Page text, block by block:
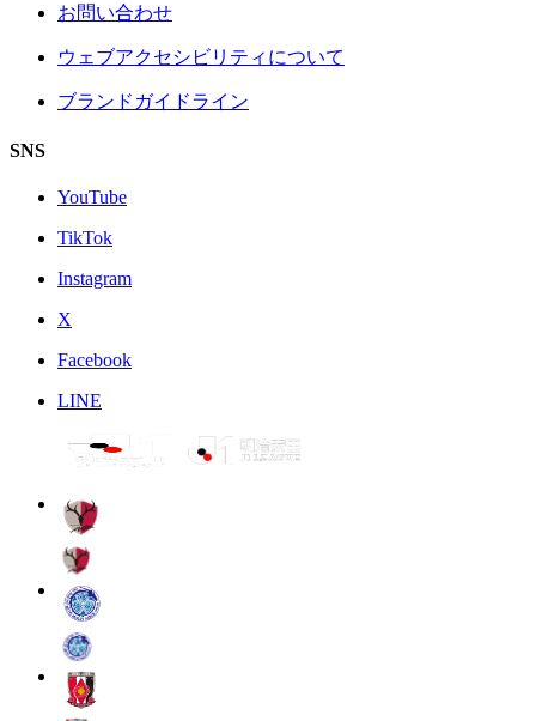
お問い合わせ
ウェブアクセシビリティについて
ブランドガイドライン
SNS
YouTube
TikTok
Instagram
X
Facebook
LINE